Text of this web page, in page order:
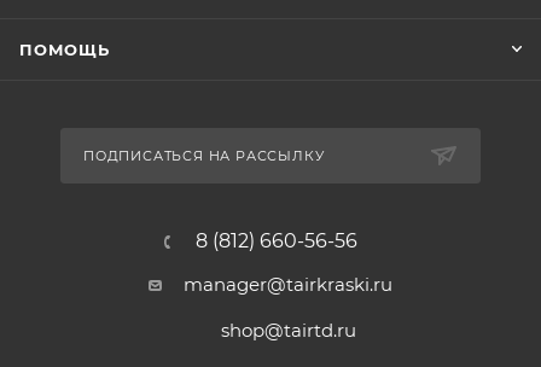
ПОМОЩЬ
ПОДПИСАТЬСЯ НА РАССЫЛКУ
8 (812) 660-56-56
manager@tairkraski.ru
shop@tairtd.ru